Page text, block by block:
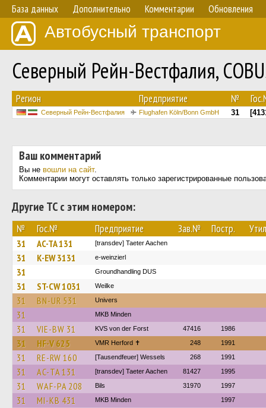
База данных Дополнительно Комментарии Обновления
Автобусный транспорт
Северный Рейн-Вестфалия,
Регион Предприятие №
Северный Рейн-Вестфалия Flughafen Köln/Bonn GmbH 31
Ваш комментарий
Вы не вошли на сайт.
Комментарии могут оставлять только зарегистрированные
Другие ТС с этим номером:
№ Гос.№ Предприятие Зав.№ Постр.
31 AC-TA 131 [transdev] Taeter Aachen
31 K-EW 3131 e-weinzierl
31 Groundhandling DUS
31 ST-CW 1031 Weilke
31 BN-UR 531 Univers
31 MKB Minden
31 VIE-BW 31 KVS von der Forst 47416 1986
31 HF-V 625 VMR Herford ✝ 248 1991
31 RE-RW 160 [Tausendfeuer] Wessels 268 1991
31 AC-TA 131 [transdev] Taeter Aachen 81427 1995
31 WAF-PA 208 Bils 31970 1997
31 MI-KB 431 MKB Minden 1997